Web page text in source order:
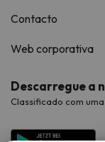
Contacto
Web corporativa
Descarregue a
Classificado com